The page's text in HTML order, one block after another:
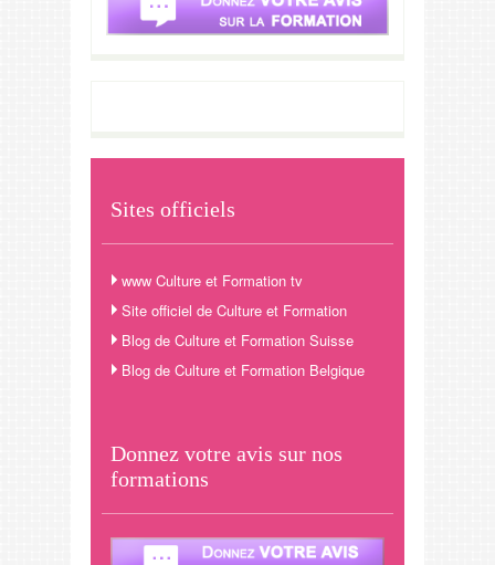
Sites officiels
www Culture et Formation tv
Site officiel de Culture et Formation
Blog de Culture et Formation Suisse
Blog de Culture et Formation Belgique
Donnez votre avis sur nos
formations